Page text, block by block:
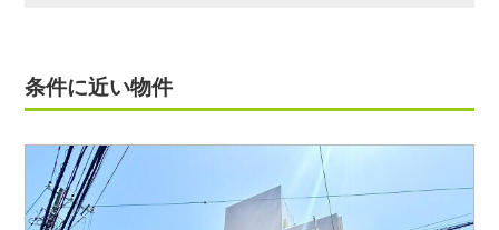
条件に近い物件